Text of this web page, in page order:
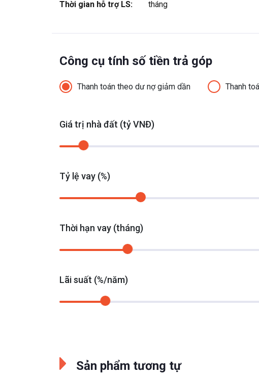
Thời gian hỗ trợ LS: tháng
Công cụ tính số tiền trả góp
Thanh toán theo dư nợ giảm dần Thanh
Giá trị nhà đất (tỷ VNĐ)
Tỷ lệ vay (%)
Thời hạn vay (tháng)
Lãi suất (%/năm)
Sản phẩm tương tự